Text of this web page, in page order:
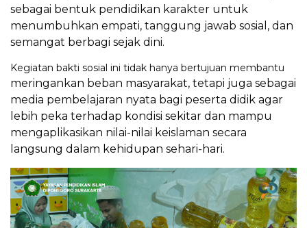
sebagai bentuk pendidikan karakter untuk
menumbuhkan empati, tanggung jawab sosial, dan
semangat berbagi sejak dini.
Kegiatan bakti sosial ini tidak hanya bertujuan membantu
meringankan beban masyarakat, tetapi juga sebagai
media pembelajaran nyata bagi peserta didik agar
lebih peka terhadap kondisi sekitar dan mampu
mengaplikasikan nilai-nilai keislaman secara
langsung dalam kehidupan sehari-hari.